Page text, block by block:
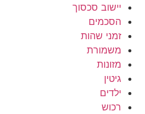
יישוב סכסוך
הסכמים
זמני שהות
משמורת
מזונות
גיטין
ילדים
רכוש